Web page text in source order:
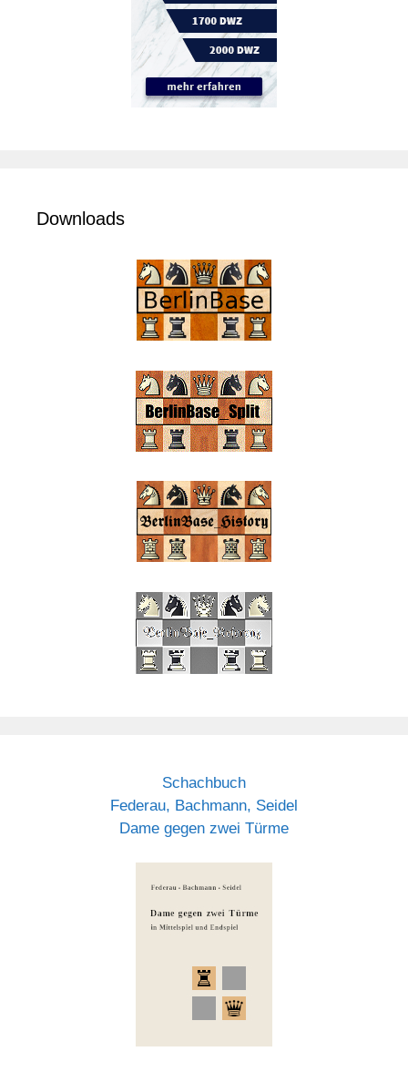
Downloads
Schachbuch
Federau, Bachmann, Seidel
Dame gegen zwei Türme